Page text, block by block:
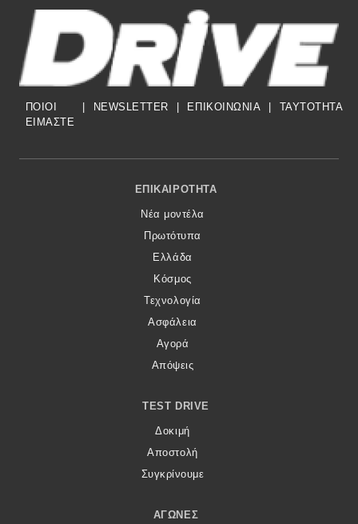
ΠΟΙΟΙ
ΕΙΜΑΣΤΕ
| NEWSLETTER | ΕΠΙΚΟΙΝΩΝΙΑ | TAYTOTHTA
Footer Menu
ΕΠΙΚΑΙΡΌΤΗΤΑ
Νέα μοντέλα
Πρωτότυπα
Ελλάδα
Κόσμος
Τεχνολογία
Ασφάλεια
Αγορά
Απόψεις
TEST DRIVE
Δοκιμή
Αποστολή
Συγκρίνουμε
ΑΓΏΝΕΣ